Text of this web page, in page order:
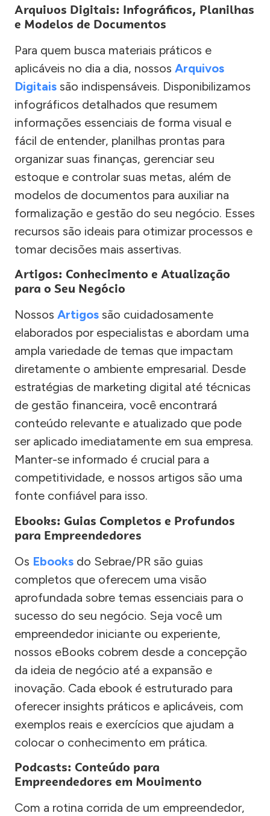
Arquivos Digitais: Infográficos, Planilhas
e Modelos de Documentos
Para quem busca materiais práticos e
aplicáveis no dia a dia, nossos Arquivos
Digitais são indispensáveis. Disponibilizamos
infográficos detalhados que resumem
informações essenciais de forma visual e
fácil de entender, planilhas prontas para
organizar suas finanças, gerenciar seu
estoque e controlar suas metas, além de
modelos de documentos para auxiliar na
formalização e gestão do seu negócio. Esses
recursos são ideais para otimizar processos e
tomar decisões mais assertivas.
Artigos: Conhecimento e Atualização
para o Seu Negócio
Nossos Artigos são cuidadosamente
elaborados por especialistas e abordam uma
ampla variedade de temas que impactam
diretamente o ambiente empresarial. Desde
estratégias de marketing digital até técnicas
de gestão financeira, você encontrará
conteúdo relevante e atualizado que pode
ser aplicado imediatamente em sua empresa.
Manter-se informado é crucial para a
competitividade, e nossos artigos são uma
fonte confiável para isso.
Ebooks: Guias Completos e Profundos
para Empreendedores
Os Ebooks do Sebrae/PR são guias
completos que oferecem uma visão
aprofundada sobre temas essenciais para o
sucesso do seu negócio. Seja você um
empreendedor iniciante ou experiente,
nossos eBooks cobrem desde a concepção
da ideia de negócio até a expansão e
inovação. Cada ebook é estruturado para
oferecer insights práticos e aplicáveis, com
exemplos reais e exercícios que ajudam a
colocar o conhecimento em prática.
Podcasts: Conteúdo para
Empreendedores em Movimento
Com a rotina corrida de um empreendedor,